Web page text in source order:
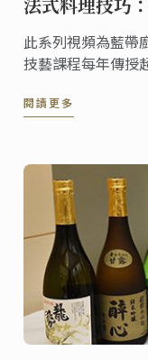
法式料理技巧
此系列視頻為藍帶
技藝課程每年傳授
閱讀更多